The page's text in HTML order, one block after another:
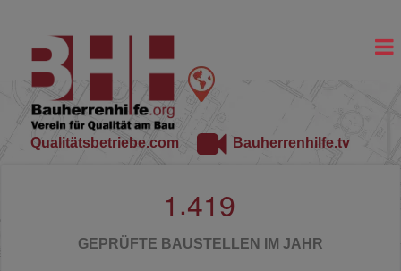
Qualitätsbetriebe.com Bauherrenhilfe.tv
1 .419
GEPRÜFTE BAUSTELLEN IM JAHR